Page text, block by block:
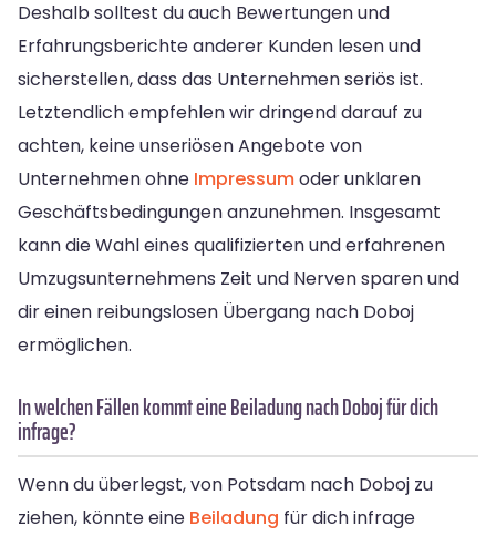
Deshalb solltest du auch Bewertungen und
Erfahrungsberichte anderer Kunden lesen und
sicherstellen, dass das Unternehmen seriös ist.
Letztendlich empfehlen wir dringend darauf zu
achten, keine unseriösen Angebote von
Unternehmen ohne Impressumoder unklaren
Geschäftsbedingungen anzunehmen. Insgesamt
kann die Wahl eines qualifizierten und erfahrenen
Umzugsunternehmens Zeit und Nerven sparen und
dir einen reibungslosen Übergang nach Doboj
ermöglichen.
In welchen Fällen kommt eine Beiladung nach Doboj für dich
infrage?
Wenn du überlegst, von Potsdam nach Doboj zu
ziehen, könnte eine Beiladung für dich infrage